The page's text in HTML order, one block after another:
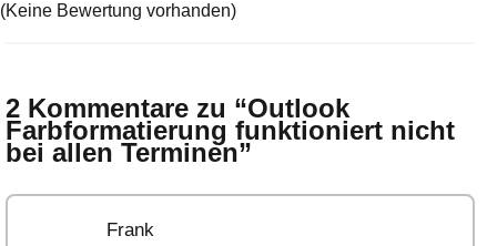
(Keine Bewertung vorhanden)
2 Kommentare zu “Outlook
Farbformatierung funktioniert nicht
bei allen Terminen”
Frank